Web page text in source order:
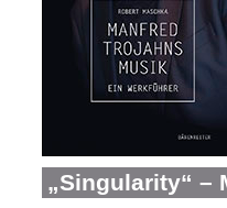
„Singularity“ –